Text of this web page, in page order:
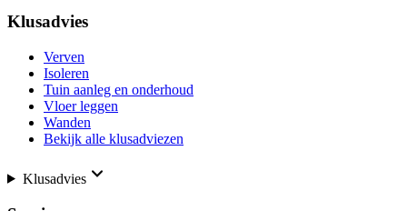
Klusadvies
Verven
Isoleren
Tuin aanleg en onderhoud
Vloer leggen
Wanden
Bekijk alle klusadviezen
Klusadvies